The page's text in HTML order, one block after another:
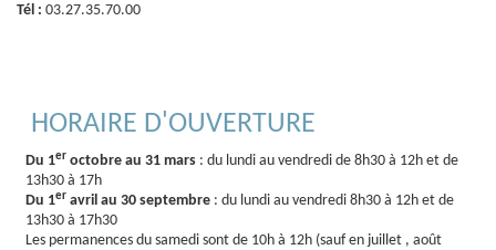
Tél : 03.27.35.70.00
HORAIRE D'OUVERTURE
Du 1er octobre au 31 mars : du lundi au vendredi de 8h30 à 12h et de
13h30 à 17h
Du 1er avril au 30 septembre : du lundi au vendredi 8h30 à 12h et de
13h30 à 17h30
Les permanences du samedi sont de 10h à 12h (sauf en juillet , août